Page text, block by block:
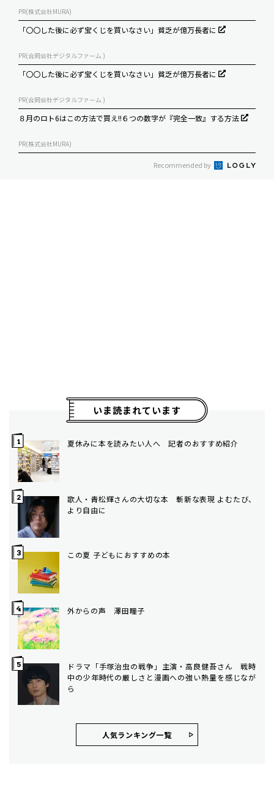
PR(株式会社MURA)
「〇〇した後に必ず宝くじを買いなさい」貧乏が億万長者に
PR(合同会社デジタルファーム )
「〇〇した後に必ず宝くじを買いなさい」貧乏が億万長者に
PR(合同会社デジタルファーム )
８月のロト6はこの方法で買え!!６つの数字が『完全一致』する方法
PR(株式会社MURA)
Recommended by
いま読まれています
夏休みに本を読みたい人へ 記者のおすすめ紹介
歌人・青松輝さんの大切な本 斬新な表現 よむたび、
より自由に
この夏 子どもにおすすめの本
外からの声 澤田瞳子
ドラマ「手塚治虫の戦争」主演・高良健吾さん 戦時
中の少年時代の厳しさと漫画への強い熱量を感じなが
ら
人気ランキング⼀覧